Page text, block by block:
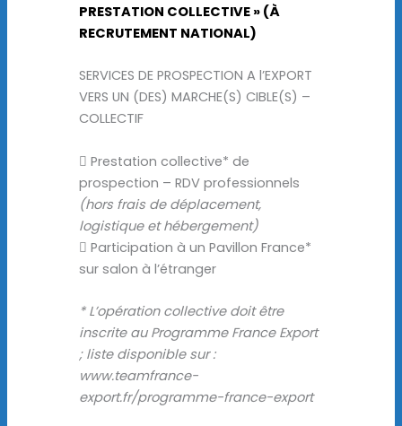
PRESTATION COLLECTIVE » (À
RECRUTEMENT NATIONAL)
SERVICES DE PROSPECTION A l’EXPORT
VERS UN (DES) MARCHE(S) CIBLE(S) –
COLLECTIF
 Prestation collective* de
prospection – RDV professionnels
(hors frais de déplacement,
logistique et hébergement)
 Participation à un Pavillon France*
sur salon à l’étranger
* L’opération collective doit être
inscrite au Programme France Export
; liste disponible sur :
www.teamfrance-
export.fr/programme-france-export